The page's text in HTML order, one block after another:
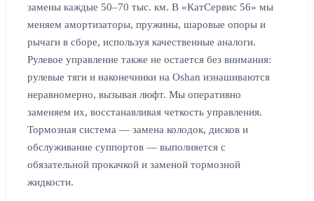
замены каждые 50–70 тыс. км. В «КатСервис 56» мы
меняем амортизаторы, пружины, шаровые опоры и
рычаги в сборе, используя качественные аналоги.
Рулевое управление также не остается без внимания:
рулевые тяги и наконечники на Oshan изнашиваются
неравномерно, вызывая люфт. Мы оперативно
заменяем их, восстанавливая четкость управления.
Тормозная система — замена колодок, дисков и
обслуживание суппортов — выполняется с
обязательной прокачкой и заменой тормозной
жидкости.